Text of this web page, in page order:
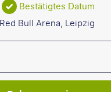
Bestätigtes Datum
Red Bull Arena, Leipzig